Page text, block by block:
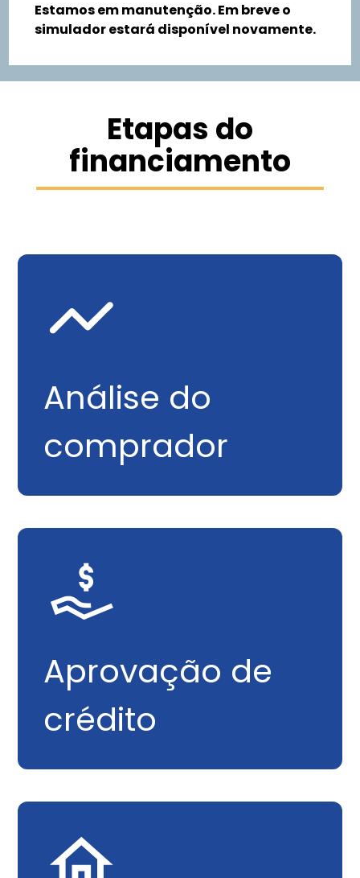
Estamos em manutenção. Em breve o
simulador estará disponível novamente.
Etapas do
financiamento
Análise do
comprador
Aprovação de
crédito